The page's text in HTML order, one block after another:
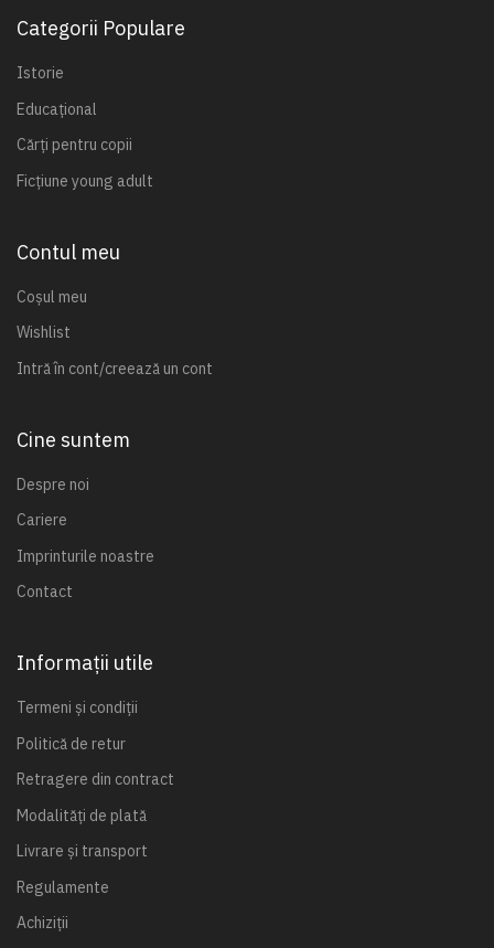
Categorii Populare
Istorie
Educațional
Cărți pentru copii
Ficțiune young adult
Contul meu
Coșul meu
Wishlist
Intră în cont/creează un cont
Cine suntem
Despre noi
Cariere
Imprinturile noastre
Contact
Informații utile
Termeni și condiții
Politică de retur
Retragere din contract
Modalități de plată
Livrare și transport
Regulamente
Achiziții